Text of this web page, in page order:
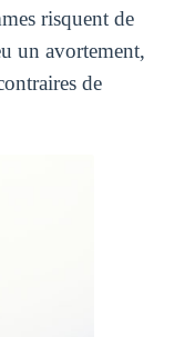
risquent de
un avortement,
de